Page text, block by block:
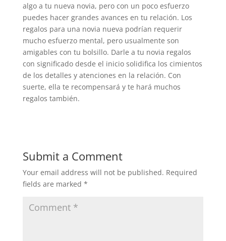
algo a tu nueva novia, pero con un poco esfuerzo
puedes hacer grandes avances en tu relación. Los
regalos para una novia nueva podrían requerir
mucho esfuerzo mental, pero usualmente son
amigables con tu bolsillo. Darle a tu novia regalos
con significado desde el inicio solidifica los cimientos
de los detalles y atenciones en la relación. Con
suerte, ella te recompensará y te hará muchos
regalos también.
Submit a Comment
Your email address will not be published. Required
fields are marked *